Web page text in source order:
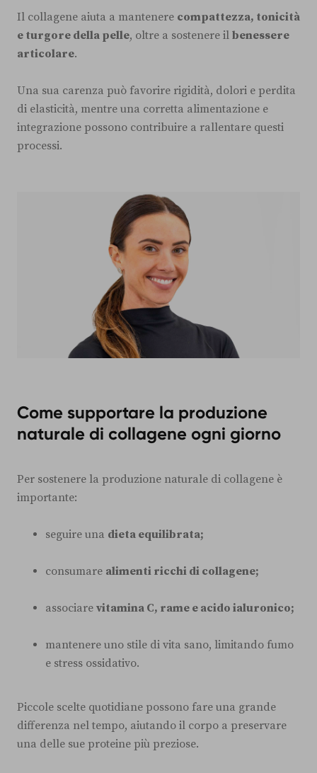
Il collagene aiuta a mantenere compattezza, tonicità
e turgore della pelle, oltre a sostenere il benessere
articolare.
Una sua carenza può favorire rigidità, dolori e perdita
di elasticità, mentre una corretta alimentazione e
integrazione possono contribuire a rallentare questi
processi.
Come supportare la produzione
naturale di collagene ogni giorno
Per sostenere la produzione naturale di collagene è
importante:
seguire una dieta equilibrata;
consumare alimenti ricchi di collagene;
associare vitamina C, rame e acido ialuronico;
mantenere uno stile di vita sano, limitando fumo
e stress ossidativo.
Piccole scelte quotidiane possono fare una grande
differenza nel tempo, aiutando il corpo a preservare
una delle sue proteine più preziose.